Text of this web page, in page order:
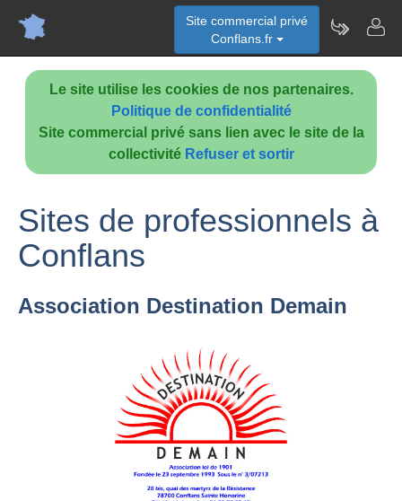
Le site utilise les cookies de nos partenaires.
Politique de confidentialité
Site commercial privé sans lien avec le site de la
collectivité Refuser et sortir
Site commercial privé
Conflans.fr
Sites de professionnels à
Conflans
Association Destination Demain